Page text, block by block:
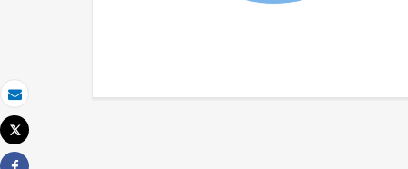
Email
Imprimir
Tweet